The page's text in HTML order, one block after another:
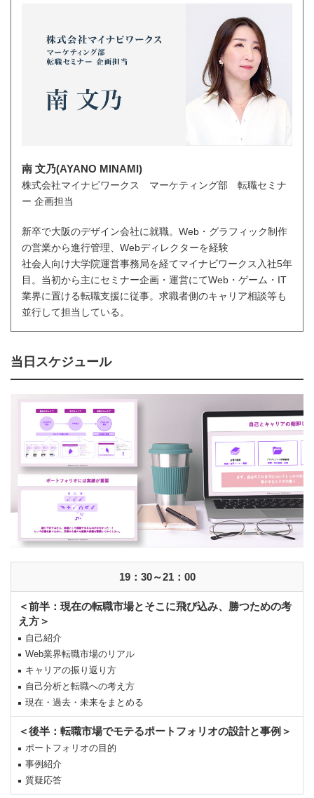
南 文乃(AYANO MINAMI)
株式会社マイナビワークス マーケティング部 転職セミナ
ー 企画担当
新卒で大阪のデザイン会社に就職。Web・グラフィック制作
の営業から進行管理、Webディレクターを経験
社会人向け大学院運営事務局を経てマイナビワークス入社5年
目。当初から主にセミナー企画・運営にてWeb・ゲーム・IT
業界に置ける転職支援に従事。求職者側のキャリア相談等も
並行して担当している。
当日スケジュール
19：30～21：00
＜前半：現在の転職市場とそこに飛び込み、勝つための考
え方＞
自己紹介
Web業界転職市場のリアル
キャリアの振り返り方
自己分析と転職への考え方
現在・過去・未来をまとめる
＜後半：転職市場でモテるポートフォリオの設計と事例＞
ポートフォリオの目的
事例紹介
質疑応答